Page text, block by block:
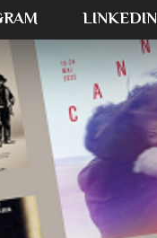
LINKEDIN